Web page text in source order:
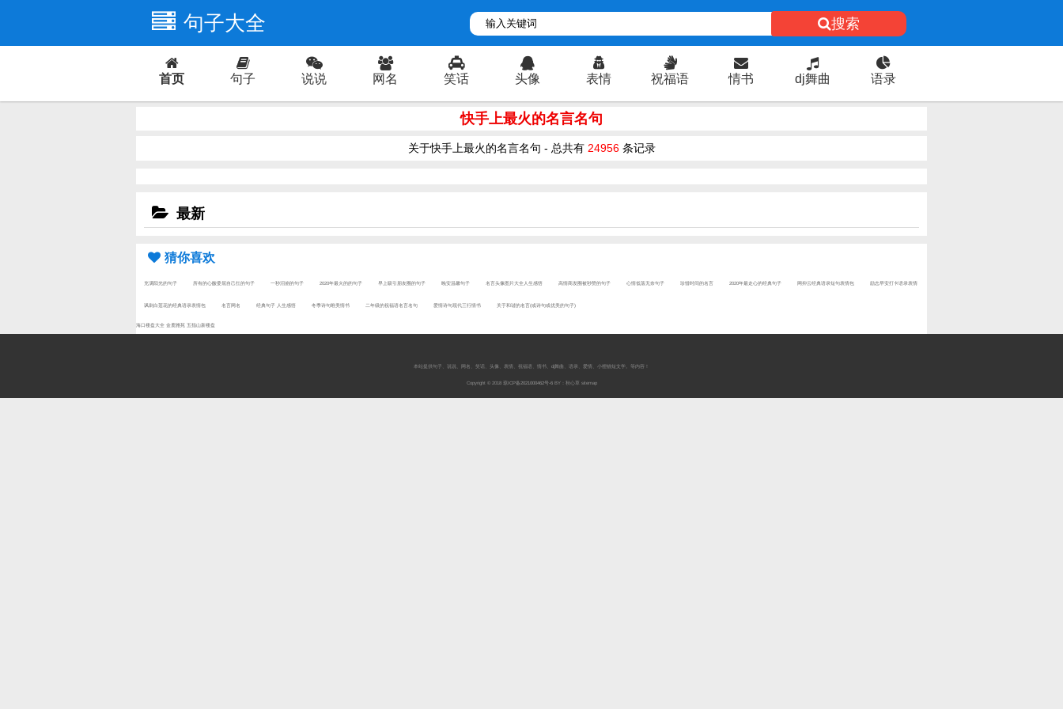
句子大全 搜索
首页 句子 说说 网名 笑话 头像 表情 祝福语 情书 dj舞曲 语录
快手上最火的名言名句
关于快手上最火的名言名句 - 总共有 24956条记录
最新
猜你喜欢
充满阳光的句子 所有的心酸委屈自己扛的句子 一秒泪崩的句子 2020年最火的的句子 早上吸引朋友圈的句子 晚安温馨句子 名言头像图片大全人生感悟 高情商发圈被秒赞的句子 心情低落无奈句子 珍惜时间的名言 2020年最走心的经典句子 网抑云经典语录短句表情包 励志早安打卡语录表情
讽刺白莲花的经典语录表情包 名言网名 经典句子 人生感悟 冬季诗句唯美情书 二年级的祝福语名言名句 爱情诗句现代三行情书 关于和谐的名言(或诗句或优美的句子)
海口楼盘大全 金鹿雅苑 五指山新楼盘
本站提供句子 说说 网名 笑话 头像 表情 祝福语 情书 dj舞曲 语录 爱情 小狸猫短文学 。等内容！
Copyright © 2018 琼ICP备2021000462号-6BY：秋心草 sitemap